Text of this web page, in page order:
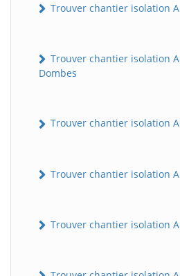
Trouver chantier isolation
Trouver chantier isolation
Dombes
Trouver chantier isolation
Trouver chantier isolation
Trouver chantier isolation